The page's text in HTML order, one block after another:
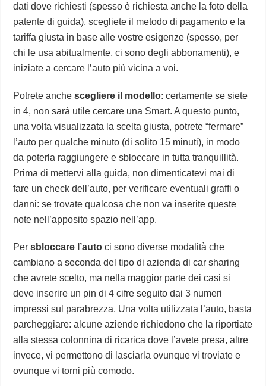
dati dove richiesti (spesso è richiesta anche la foto della
patente di guida), scegliete il metodo di pagamento e la
tariffa giusta in base alle vostre esigenze (spesso, per
chi le usa abitualmente, ci sono degli abbonamenti), e
iniziate a cercare l’auto più vicina a voi.
Potrete anchescegliere il modello: certamente se siete
in 4, non sarà utile cercare una Smart. A questo punto,
una volta visualizzata la scelta giusta, potrete “fermare”
l’auto per qualche minuto (di solito 15 minuti), in modo
da poterla raggiungere e sbloccare in tutta tranquillità.
Prima di mettervi alla guida, non dimenticatevi mai di
fare un check dell’auto, per verificare eventuali graffi o
danni: se trovate qualcosa che non va inserite queste
note nell’apposito spazio nell’app.
Persbloccare l’auto ci sono diverse modalità che
cambiano a seconda del tipo di azienda di car sharing
che avrete scelto, ma nella maggior parte dei casi si
deve inserire un pin di 4 cifre seguito dai 3 numeri
impressi sul parabrezza. Una volta utilizzata l’auto, basta
parcheggiare: alcune aziende richiedono che la riportiate
alla stessa colonnina di ricarica dove l’avete presa, altre
invece, vi permettono di lasciarla ovunque vi troviate e
ovunque vi torni più comodo.